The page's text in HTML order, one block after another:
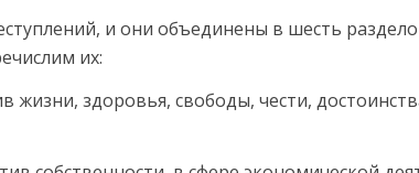
и они объединены в шесть
их:
жизни, здоровья, свободы, чести,